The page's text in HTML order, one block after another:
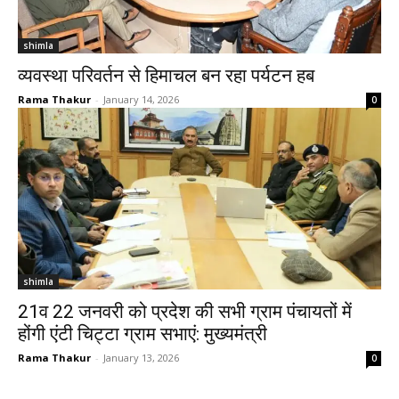
shimla
व्यवस्था परिवर्तन से हिमाचल बन रहा पर्यटन हब
Rama Thakur - January 14, 2026 0
shimla
21व 22 जनवरी को प्रदेश की सभी ग्राम पंचायतों में
होंगी एंटी चिट्टा ग्राम सभाएं: मुख्यमंत्री
Rama Thakur - January 13, 2026 0